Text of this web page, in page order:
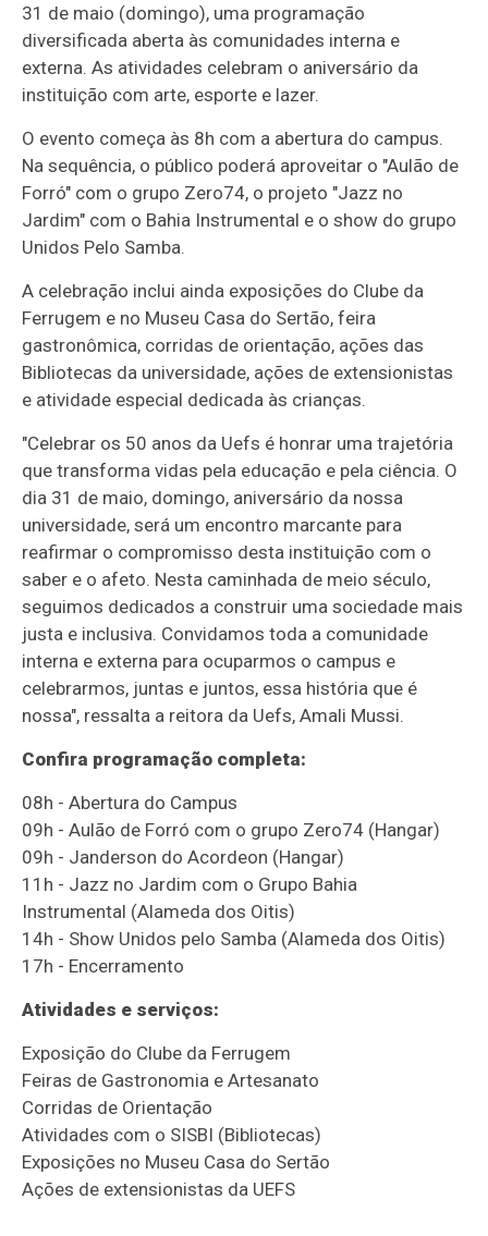
31 de maio (domingo), uma programação
diversificada aberta às comunidades interna e
externa. As atividades celebram o aniversário da
instituição com arte, esporte e lazer.
O evento começa às 8h com a abertura do campus.
Na sequência, o público poderá aproveitar o "Aulão de
Forró" com o grupo Zero74, o projeto "Jazz no
Jardim" com o Bahia Instrumental e o show do grupo
Unidos Pelo Samba.
A celebração inclui ainda exposições do Clube da
Ferrugem e no Museu Casa do Sertão, feira
gastronômica, corridas de orientação, ações das
Bibliotecas da universidade, ações de extensionistas
e atividade especial dedicada às crianças.
"Celebrar os 50 anos da Uefs é honrar uma trajetória
que transforma vidas pela educação e pela ciência. O
dia 31 de maio, domingo, aniversário da nossa
universidade, será um encontro marcante para
reafirmar o compromisso desta instituição com o
saber e o afeto. Nesta caminhada de meio século,
seguimos dedicados a construir uma sociedade mais
justa e inclusiva. Convidamos toda a comunidade
interna e externa para ocuparmos o campus e
celebrarmos, juntas e juntos, essa história que é
nossa", ressalta a reitora da Uefs, Amali Mussi.
Confira programação completa:
08h - Abertura do Campus
09h - Aulão de Forró com o grupo Zero74 (Hangar)
09h - Janderson do Acordeon (Hangar)
11h - Jazz no Jardim com o Grupo Bahia
Instrumental (Alameda dos Oitis)
14h - Show Unidos pelo Samba (Alameda dos Oitis)
17h - Encerramento
Atividades e serviços:
Exposição do Clube da Ferrugem
Feiras de Gastronomia e Artesanato
Corridas de Orientação
Atividades com o SISBI (Bibliotecas)
Exposições no Museu Casa do Sertão
Ações de extensionistas da UEFS